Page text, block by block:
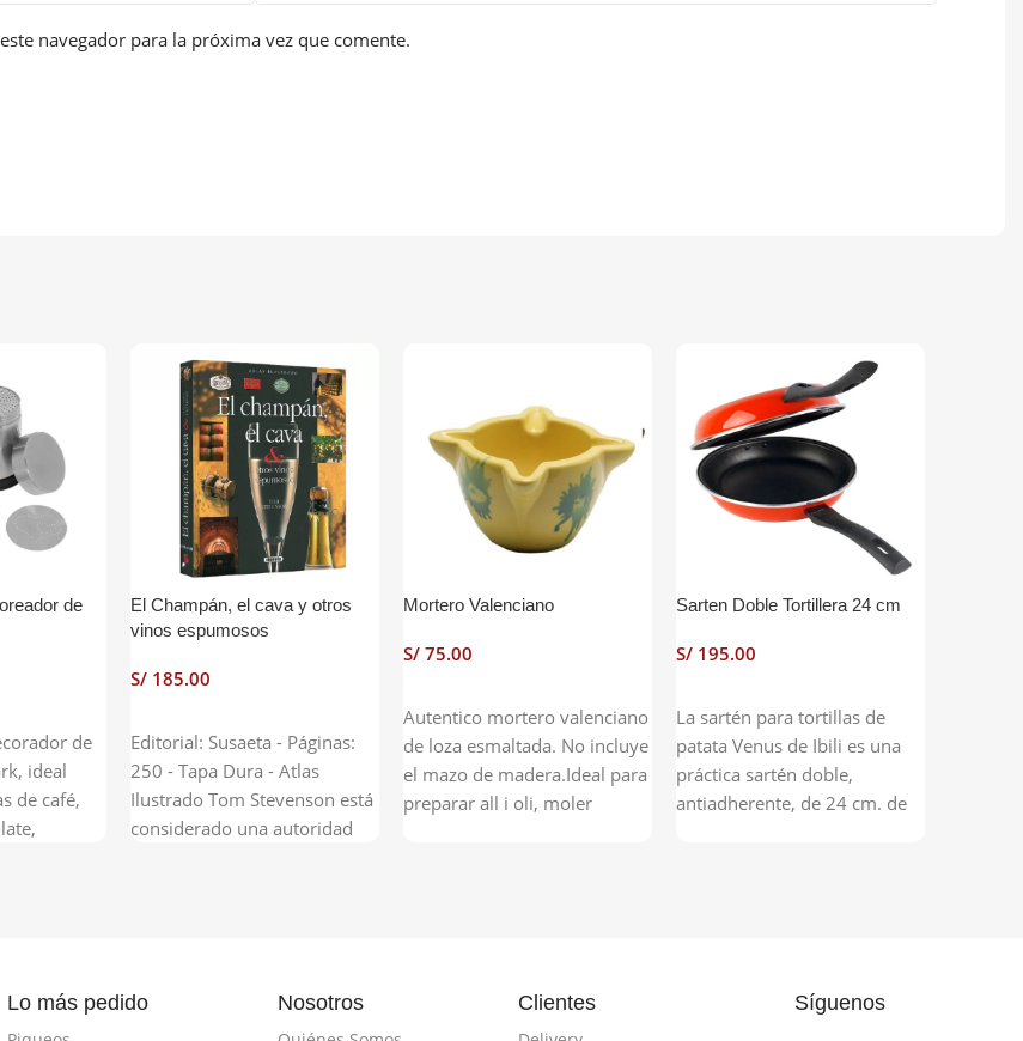
navegador para la próxima vez que comente.
de
de
ideal
de café,
El Champán, el cava y otros
vinos espumosos
S/
Editorial: Susaeta - Páginas:
250 - Tapa Dura - Atlas
Ilustrado Tom Stevenson está
considerado una autoridad
espumosos. Su extensa
introducción es una lección
Mortero Valenciano
S/
Autentico mortero valenciano
de loza esmaltada. No incluye
el mazo de madera.Ideal para
preparar all i oli, moler
Sarten Doble Tortillera 24 cm
S/
La sartén para tortillas de
patata Venus de Ibili es una
práctica sartén doble,
antiadherente, de 24 cm. de
tortillas es de materiales
Lo más pedido Nosotros Clientes Síguenos